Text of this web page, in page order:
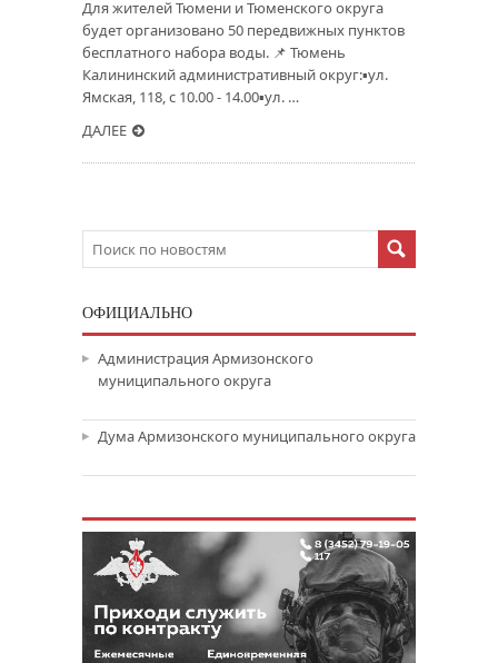
Для жителей Тюмени и Тюменского округа
будет организовано 50 передвижных пунктов
бесплатного набора воды. 📌 Тюмень
Калининский административный округ:▪️ул.
Ямская, 118, с 10.00 - 14.00▪️ул. …
ДАЛЕЕ
ОФИЦИАЛЬНО
Администрация Армизонского
муниципального округа
Дума Армизонского муниципального округа